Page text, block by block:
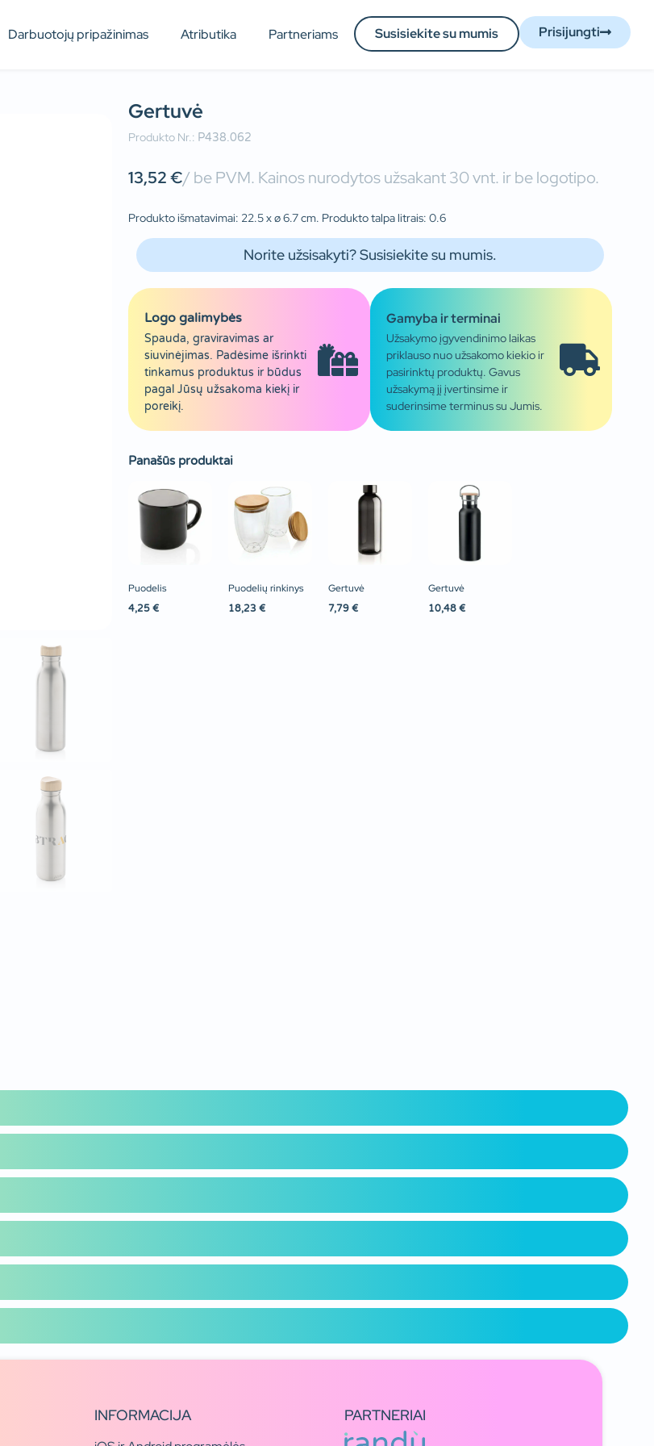
Darbuotojų pripažinimas Atributika Partneriams Susisiekite su mumis Prisijungti
Gertuvė
Produkto Nr.: P438.062
13,52€/ be PVM. Kainos nurodytos užsakant 30 vnt. ir be logotipo.
Produkto išmatavimai: 22.5 x ø 6.7 cm. Produkto talpa litrais: 0.6
Norite užsisakyti? Susisiekite su mumis.
Logo galimybės
Spauda, graviravimas ar
siuvinėjimas. Padėsime išrinkti
tinkamus produktus ir būdus
pagal Jūsų užsakoma kiekį ir
poreikį.
Gamyba ir terminai
Užsakymo įgyvendinimo laikas
priklauso nuo užsakomo kiekio ir
pasirinktų produktų. Gavus
užsakymą jį įvertinsime ir
suderinsime terminus su Jumis.
Panašūs produktai
Puodelis
4,25 €
Puodelių rinkinys
18,23 €
Gertuvė
7,79 €
Gertuvė
10,48 €
INFORMACIJA PARTNERIAI